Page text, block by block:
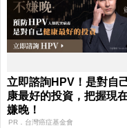
立即諮詢HPV！是對自
康最好的投資，把握現
嫌晚！
PR．台灣癌症基金會